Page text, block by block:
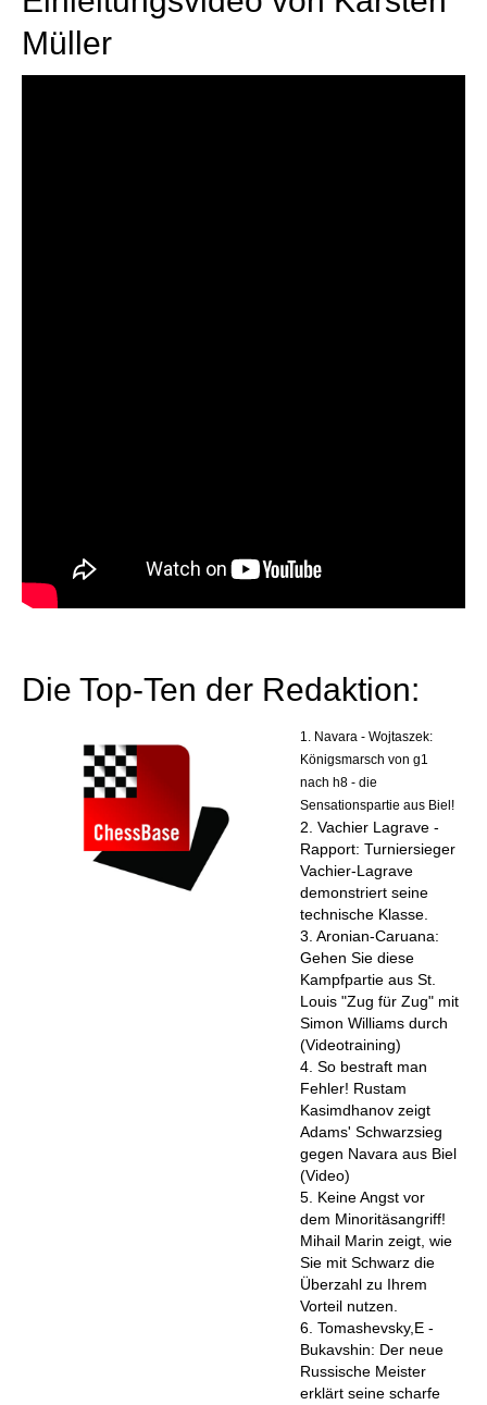
Müller
Die Top-Ten der Redaktion:
1. Navara - Wojtaszek:
Königsmarsch von g1
nach h8 - die
Sensationspartie aus Biel!
2. Vachier Lagrave -
Rapport: Turniersieger
Vachier-Lagrave
demonstriert seine
technische Klasse.
3. Aronian-Caruana:
Gehen Sie diese
Kampfpartie aus St.
Louis "Zug für Zug" mit
Simon Williams durch
(Videotraining)
4. So bestraft man
Fehler! Rustam
Kasimdhanov zeigt
Adams' Schwarzsieg
gegen Navara aus Biel
(Video)
5. Keine Angst vor
dem Minoritäsangriff!
Mihail Marin zeigt, wie
Sie mit Schwarz die
Überzahl zu Ihrem
Vorteil nutzen.
6. Tomashevsky,E -
Bukavshin: Der neue
Russische Meister
erklärt seine scharfe